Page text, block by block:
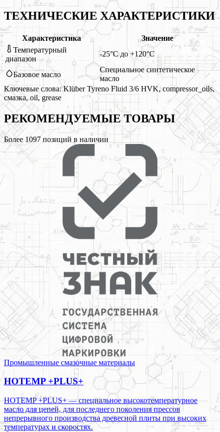
ТЕХНИЧЕСКИЕ ХАРАКТЕРИСТИКИ
Характеристика
Значение
Температурный
диапазон
-25°C до +120°C
Базовое масло
Специальное синтетическое
масло
Ключевые слова:Klüber Tyreno Fluid 3/6 HVK, compressor_oils,
смазка, oil, grease
РЕКОМЕНДУЕМЫЕТОВАРЫ
Более1097 позиций в наличии
Промышленные смазочные материалы
HOTEMP +PLUS+
HOTEMP +PLUS+ — специальное высокотемпературное
масло для цепей, для последнего поколения прессов
непрерывного производства древесной плиты при высоких
температурах и скоростях.